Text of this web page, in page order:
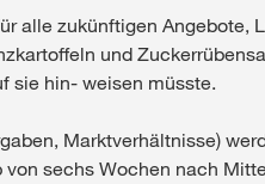
Internationale
der KWS Group
kws.com/corp
alle zukünftigen Angebote,
und
sie hin- weisen müsste.
Marktverhältnisse)
sechs Wochen nach